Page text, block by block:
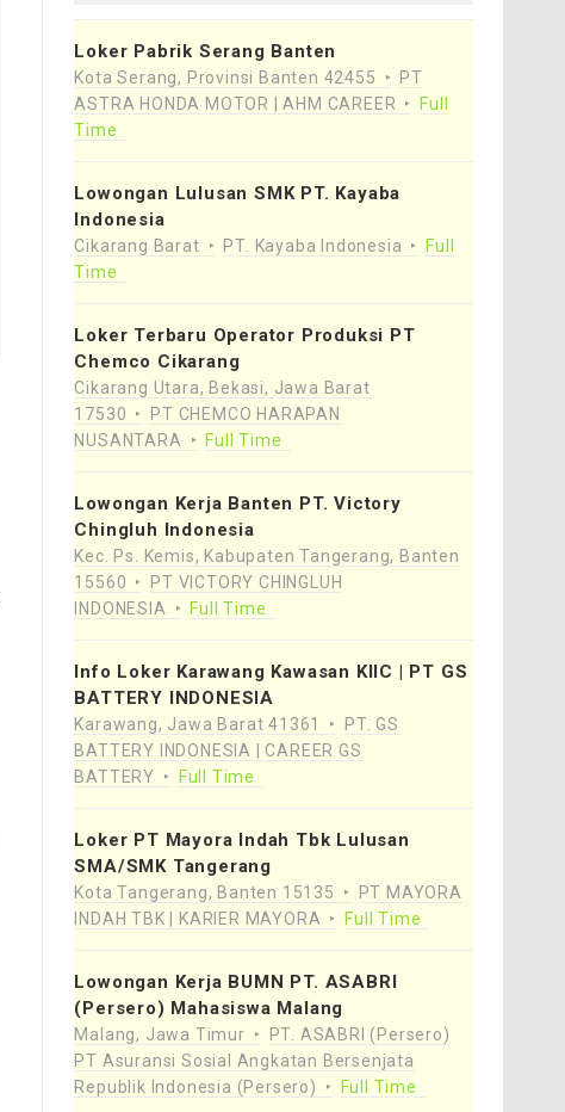
Loker Pabrik Serang Banten
Kota Serang, Provinsi Banten 42455
PT
ASTRA HONDA MOTOR | AHM CAREER
Full
Time
Lowongan Lulusan SMK PT. Kayaba
Indonesia
Cikarang Barat PT. Kayaba Indonesia
Full
Time
Loker Terbaru Operator Produksi PT
Chemco Cikarang
Cikarang Utara, Bekasi, Jawa Barat
17530
PT CHEMCO HARAPAN
NUSANTARA
Full Time
Lowongan Kerja Banten PT. Victory
Chingluh Indonesia
Kec. Ps. Kemis, Kabupaten Tangerang, Banten
15560
PT VICTORY CHINGLUH
INDONESIA
Full Time
Info Loker Karawang Kawasan KIIC | PT GS
BATTERY INDONESIA
Karawang, Jawa Barat 41361
PT. GS
BATTERY INDONESIA | CAREER GS
BATTERY
Full Time
Loker PT Mayora Indah Tbk Lulusan
SMA/SMK Tangerang
Kota Tangerang, Banten 15135
PT MAYORA
INDAH TBK | KARIER MAYORA
Full Time
Lowongan Kerja BUMN PT. ASABRI
(Persero) Mahasiswa Malang
Malang, Jawa Timur
PT. ASABRI (Persero)
PT Asuransi Sosial Angkatan Bersenjata
Republik Indonesia (Persero)
Full Time